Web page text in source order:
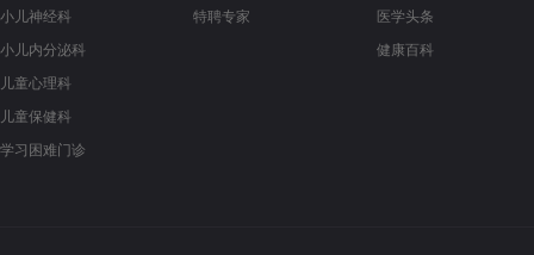
小儿神经科
小儿内分泌科
儿童心理科
儿童保健科
学习困难门诊
特聘专家
医学头条
健康百科